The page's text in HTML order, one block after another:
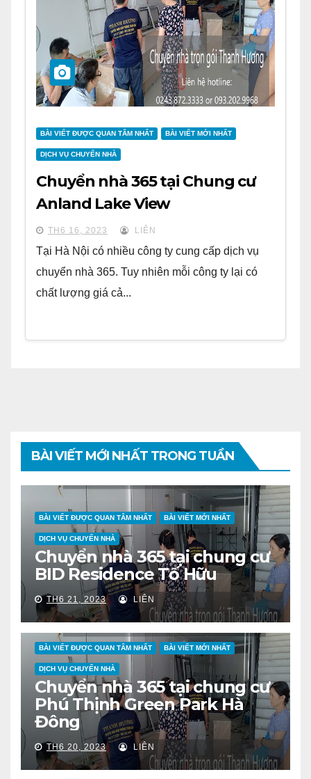
BÀI VIẾT ĐƯỢC QUAN TÂM NHẤT BÀI VIẾT MỚI NHẤT
DỊCH VỤ CHUYỂN NHÀ
Chuyển nhà 365 tại Chung cư
Anland Lake View
TH6 16, 2023 LIÊN
Tại Hà Nội có nhiều công ty cung cấp dịch vụ
chuyển nhà 365. Tuy nhiên mỗi công ty lại có
chất lượng giá cả...
BÀI VIẾT MỚI NHẤT TRONG TUẦN
BÀI VIẾT ĐƯỢC QUAN TÂM NHẤT BÀI VIẾT MỚI NHẤT
DỊCH VỤ CHUYỂN NHÀ
Chuyển nhà 365 tại chung cư
BID Residence Tố Hữu
TH6 21, 2023 LIÊN
BÀI VIẾT ĐƯỢC QUAN TÂM NHẤT BÀI VIẾT MỚI NHẤT
DỊCH VỤ CHUYỂN NHÀ
Chuyển nhà 365 tại chung cư
Phú Thịnh Green Park Hà
Đông
TH6 20, 2023 LIÊN